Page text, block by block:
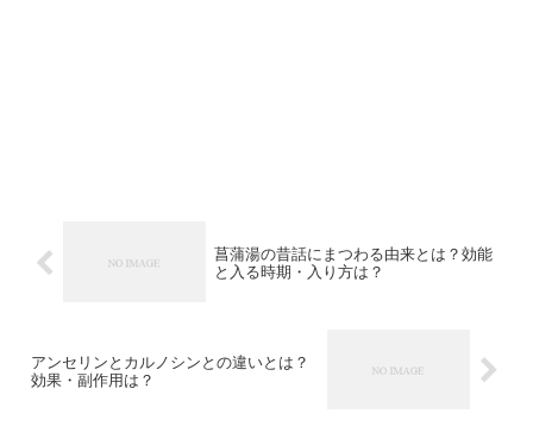
菖蒲湯の昔話にまつわる由来とは？効能
と入る時期・入り方は？
アンセリンとカルノシンとの違いとは？
効果・副作用は？